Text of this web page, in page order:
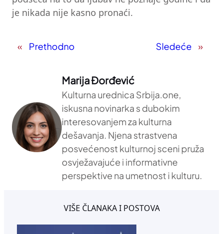
je nikada nije kasno pronaći.
« Prethodno Sledeće »
Marija Đorđević
Kulturna urednica Srbija.one,
iskusna novinarka s dubokim
interesovanjem za kulturna
dešavanja. Njena strastvena
posvećenost kulturnoj sceni pruža
osvježavajuće i informativne
perspektive na umetnost i kulturu.
VIŠE ČLANAKA I POSTOVA